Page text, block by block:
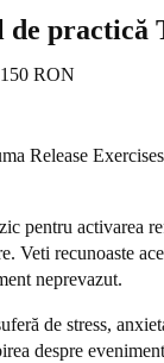
de practică
150 RON
Release
pentru activarea
Veti recunoaste
neprevazut.
de stress,
despre